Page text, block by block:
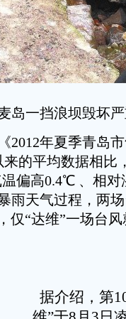
岛一挡浪坝毁坏
2012年夏季青岛
的平均数据相比
偏高0.4℃ 、相对
雨天气过程，两
仅“达维”一场台
据介绍，第